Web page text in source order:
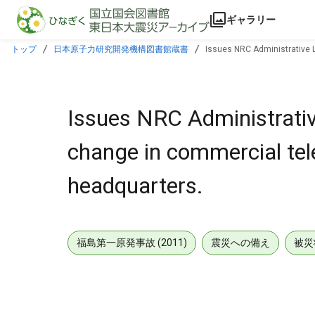
本文に飛ぶ
ギャラリー
トップ 日本原子力研究開発機構図書館蔵書 Issues NRC Administrative
Issues NRC
change in commercial
headquarters.
福島第一原発事故 (2011) 震災への備え 被災